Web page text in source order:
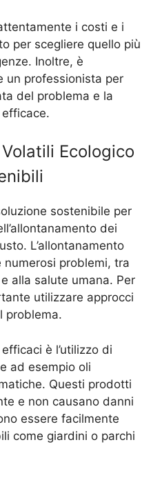
i costi e i
per scegliere quello più
Inoltre, è
un professionista per
del problema e la
Ecologico
sostenibile per
dei
L’allontanamento
problemi, tra
alla salute umana. Per
utilizzare approcci
problema.
è l’utilizzo di
ad esempio oli
Questi prodotti
e non causano danni
essere facilmente
come giardini o parchi